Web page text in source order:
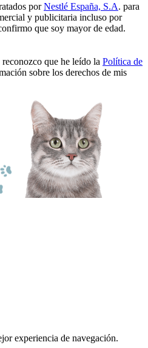
porNestlé España, S.A. para
y publicitaria incluso por
que soy mayor de edad.
que he leído la Política de
sobre los derechos de mis
experiencia de navegación.